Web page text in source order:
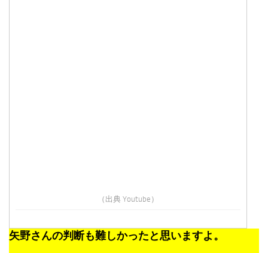
（出典 Youtube）
矢野さんの判断も難しかったと思いますよ。